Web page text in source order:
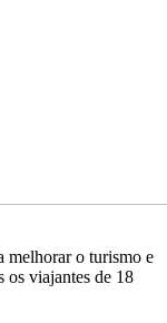
melhorar o turismo e
os viajantes de 18